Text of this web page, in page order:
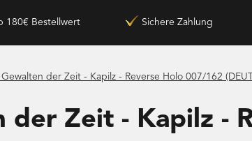
180€ Bestellwert Sichere Zahlung
der Zeit - Kapilz - Reverse Holo 007/162
der Zeit - Kapilz -